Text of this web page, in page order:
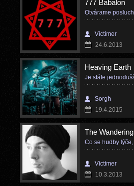
777 Babalon
Victimer
24.6.2013
Heaving Earth
Sorgh
19.4.2015
The Wandering
Victimer
10.3.2013